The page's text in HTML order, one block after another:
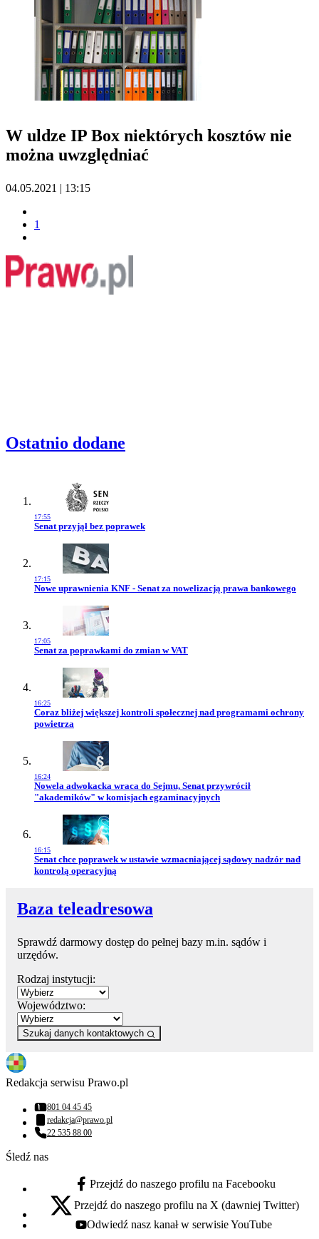
W uldze IP Box niektórych kosztów nie
można uwzględniać
04.05.2021 | 13:15
1
Ostatnio dodane
17:55
Przejdź do artykułu:
Senat przyjął bez poprawek
17:15
Przejdź do artykułu:
Nowe uprawnienia KNF - Senat za nowelizacją prawa bankowego
17:05
Przejdź do artykułu:
Senat za poprawkami do zmian w VAT
16:25
Przejdź do artykułu:
Coraz bliżej większej kontroli społecznej nad programami ochrony
powietrza
16:24
Przejdź do artykułu:
Nowela adwokacka wraca do Sejmu, Senat przywrócił
"akademików" w komisjach egzaminacyjnych
16:15
Przejdź do artykułu:
Senat chce poprawek w ustawie wzmacniającej sądowy nadzór nad
kontrolą operacyjną
Baza teleadresowa
Sprawdź darmowy dostęp do pełnej bazy m.in. sądów i
urzędów.
Rodzaj instytucji:
Województwo:
Szukaj danych kontaktowych
Redakcja serwisu Prawo.pl
Numer telefonu:
801 04 45 45
Adres email:
redakcja@prawo.pl
Numer telefonu:
22 535 88 00
Śledź nas
facebook - otwiera się w nowej karcie
Przejdź do naszego profilu na Facebooku
x - otwiera się w nowej karcie
Przejdź do naszego profilu na X (dawniej Twitter)
youtube - otwiera się w nowej karcie
Odwiedź nasz kanał w serwisie YouTube